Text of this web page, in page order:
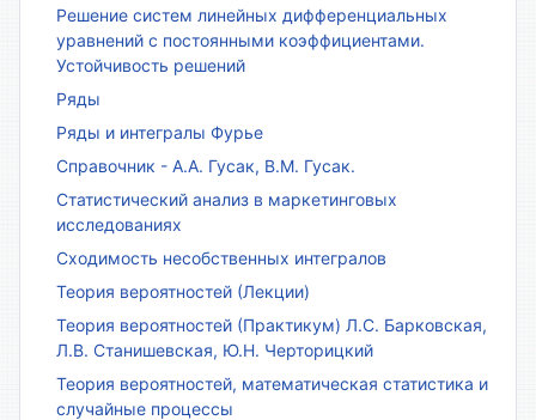
Решение систем линейных дифференциальных
уравнений с постоянными коэффициентами.
Устойчивость решений
Ряды
Ряды и интегралы Фурье
Справочник - А.А. Гусак, В.М. Гусак.
Статистический анализ в маркетинговых
исследованиях
Сходимость несобственных интегралов
Теория вероятностей (Лекции)
Теория вероятностей (Практикум) Л.С. Барковская,
Л.В. Станишевская, Ю.Н. Черторицкий
Теория вероятностей, математическая статистика и
случайные процессы